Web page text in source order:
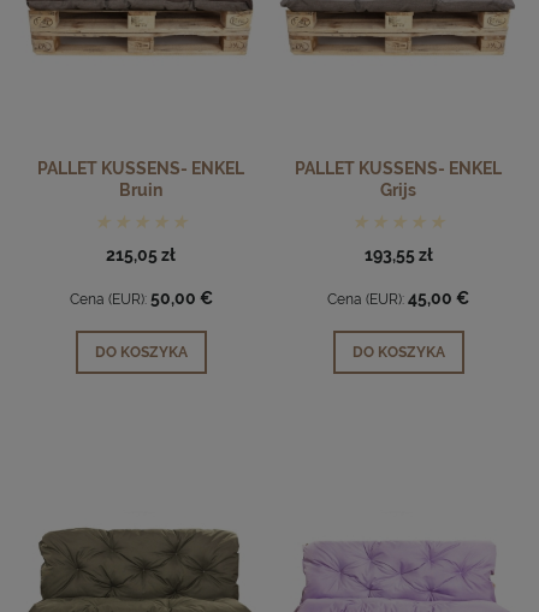
PALLET KUSSENS- ENKEL
Bruin
215,05 zł
Cena (EUR): 50,00 €
DO KOSZYKA
PALLET KUSSENS- ENKEL
Grijs
193,55 zł
Cena (EUR): 45,00 €
DO KOSZYKA